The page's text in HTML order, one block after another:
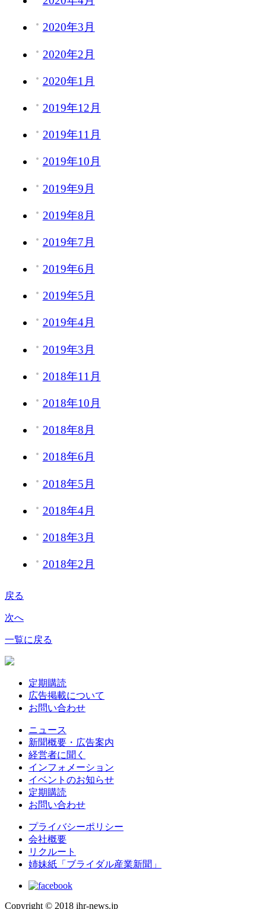
2020年3月
2020年2月
2020年1月
2019年12月
2019年11月
2019年10月
2019年9月
2019年8月
2019年7月
2019年6月
2019年5月
2019年4月
2019年3月
2018年11月
2018年10月
2018年8月
2018年6月
2018年5月
2018年4月
2018年3月
2018年2月
戻る
次へ
一覧に戻る
定期購読
広告掲載について
お問い合わせ
ニュース
新聞概要・広告案内
経営者に聞く
インフォメーション
イベントのお知らせ
定期購読
お問い合わせ
プライバシーポリシー
会社概要
リクルート
姉妹紙「ブライダル産業新聞」
Copyright © 2018 ihr-news.jp